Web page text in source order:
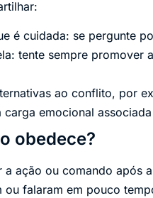
é cuidada: se pergunte
tente sempre promover
ao conflito, por
emocional
obedece?
ação ou comando após
falaram em pouco